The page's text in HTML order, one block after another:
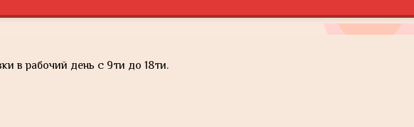
в рабочий день с 9ти до 18ти.